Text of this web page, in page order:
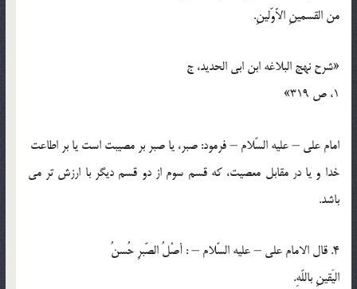
من القسمينِ الأوّلينِ.
«شرح نهج البلاغه ابن ابي الحديد، ج
1، ص 319»
امام علي – عليه السّلام – فرمود: صبر، يا صبر بر مصيبت است يا بر اطاعت
خدا و يا در مقابل معصيت، كه قسم سوم از دو قسم ديگر با ارزش تر مي
باشد.
4. قال الامام علي – عليه السّلام – : أصْلُ الصّبرِ حُسنُ
اليَقينِ باللّهِ.